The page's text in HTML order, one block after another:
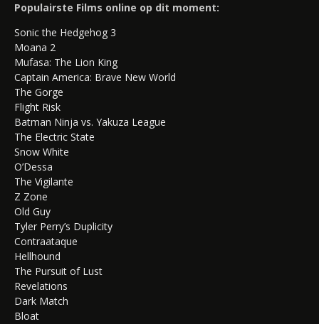
Populairste Films online op dit moment:
Sonic the Hedgehog 3
Moana 2
Mufasa: The Lion King
Captain America: Brave New World
The Gorge
Flight Risk
Batman Ninja vs. Yakuza League
The Electric State
Snow White
O’Dessa
The Vigilante
Z Zone
Old Guy
Tyler Perry’s Duplicity
Contraataque
Hellhound
The Pursuit of Lust
Revelations
Dark Match
Bloat